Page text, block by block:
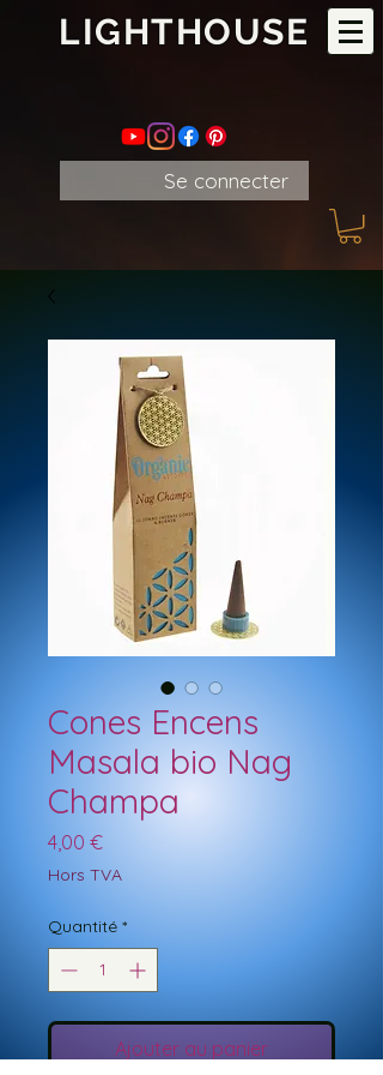
LIGHTHOUSE
Se connecter
Cones Encens
Masala bio Nag
Champa
4,00 €Prix
Hors TVA
Quantité *
Ajouter au panier